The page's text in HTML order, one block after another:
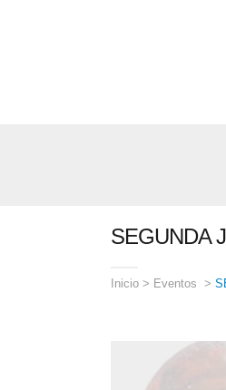
SEGUNDA
Inicio > Eventos >